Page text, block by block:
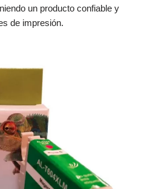
un producto confiable y
de impresión.